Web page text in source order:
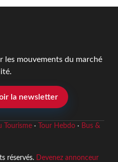
les mouvements du marché
la newsletter
Tourisme· Tour Hebdo· Bus &
réservés. Devenez annonceur